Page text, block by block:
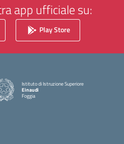
app ufficiale su:
Play Store
Istituto di Istruzione Superiore
Einaudi
Foggia
— Visita la pagina iniziale della scuola